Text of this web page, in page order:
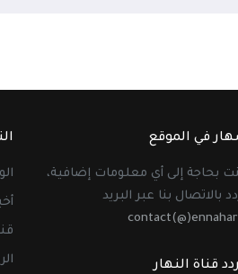
في الموقع
بحاجة إلى أي معلومات إضافية،
بالاتصال بنا عبر البريد